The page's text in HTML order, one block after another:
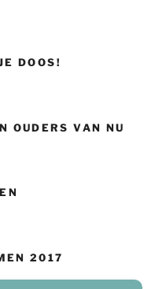
DOOS!
OUDERS VAN NU
2017